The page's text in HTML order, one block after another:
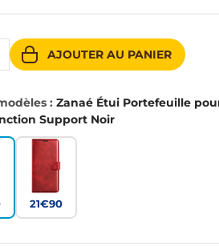
AJOUTER AU PANIER
: Zanaé Étui Portefeuille
Support Noir
21€90